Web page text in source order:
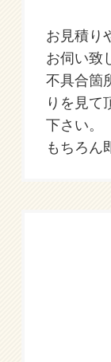
お見積り
お伺い致
不具合箇
りを見て
下さい。
もちろん